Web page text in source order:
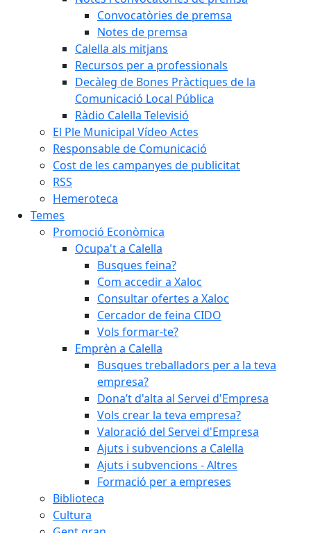
Convocatòries de premsa
Notes de premsa
Calella als mitjans
Recursos per a professionals
Decàleg de Bones Pràctiques de la
Comunicació Local Pública
Ràdio Calella Televisió
El Ple Municipal Vídeo Actes
Responsable de Comunicació
Cost de les campanyes de publicitat
RSS
Hemeroteca
Temes
Promoció Econòmica
Ocupa't a Calella
Busques feina?
Com accedir a Xaloc
Consultar ofertes a Xaloc
Cercador de feina CIDO
Vols formar-te?
Emprèn a Calella
Busques treballadors per a la teva
empresa?
Dona’t d'alta al Servei d'Empresa
Vols crear la teva empresa?
Valoració del Servei d'Empresa
Ajuts i subvencions a Calella
Ajuts i subvencions - Altres
Formació per a empreses
Biblioteca
Cultura